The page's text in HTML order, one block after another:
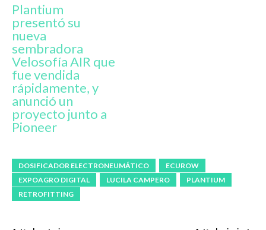
Plantium
presentó su
nueva
sembradora
Velosofía AIR que
fue vendida
rápidamente, y
anunció un
proyecto junto a
Pioneer
DOSIFICADOR ELECTRONEUMÁTICO
ECUROW
EXPOAGRO DIGITAL
LUCILA CAMPERO
PLANTIUM
RETROFITTING